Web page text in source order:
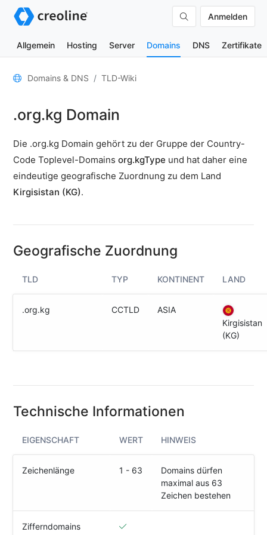
Anmelden
Allgemein Hosting Server Domains DNS Zertifikate
Allgemein
Kontakte
TLD-
TOOLS
Lookup
HTTP-
(IPv4
Responsible
Disclosure
creoline.com
Kundencenter
Domains & DNS TLD-Wiki
.org.kg Domain
Die .org.kg Domain gehört zu der Gruppe der Country-
Code Toplevel-Domains org.kgType und hat daher eine
eindeutige geografische Zuordnung zu dem Land
Kirgisistan (KG).
Geografische Zuordnung
TLD TYP KONTINENT LAND
.org.kg CCTLD
ASIA
Kirgisistan
(KG)
Technische Informationen
EIGENSCHAFT WERT HINWEIS
Zeichenlänge 1 - 63
Domains dürfen
maximal aus 63
Zeichen bestehen
Zifferndomains